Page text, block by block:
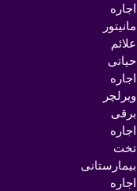
اجاره
مانیتور
علائم
حیاتی
اجاره
ویرلچر
برقی
اجاره
تخت
بیمارستانی
اجاره